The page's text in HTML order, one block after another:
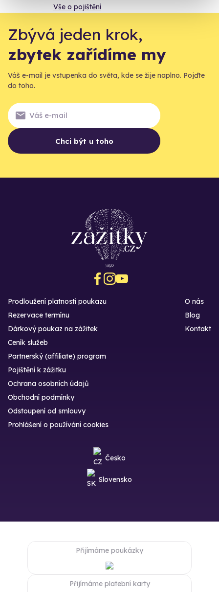
Vše o pojištění
Zbývá jeden krok,
zbytek zařídíme my
Váš e-mail je vstupenka do světa, kde se žije naplno. Pojďte
do toho.
Chci být u toho
Prodloužení platnosti poukazu
Rezervace termínu
Dárkový poukaz na zážitek
O nás
Blog
Kontakt
Ceník služeb
Partnerský (affiliate) program
Pojištění k zážitku
Ochrana osobních údajů
Obchodní podmínky
Odstoupení od smlouvy
Prohlášení o používání cookies
Česko
Slovensko
Přijímáme poukázky
Přijímáme platební karty